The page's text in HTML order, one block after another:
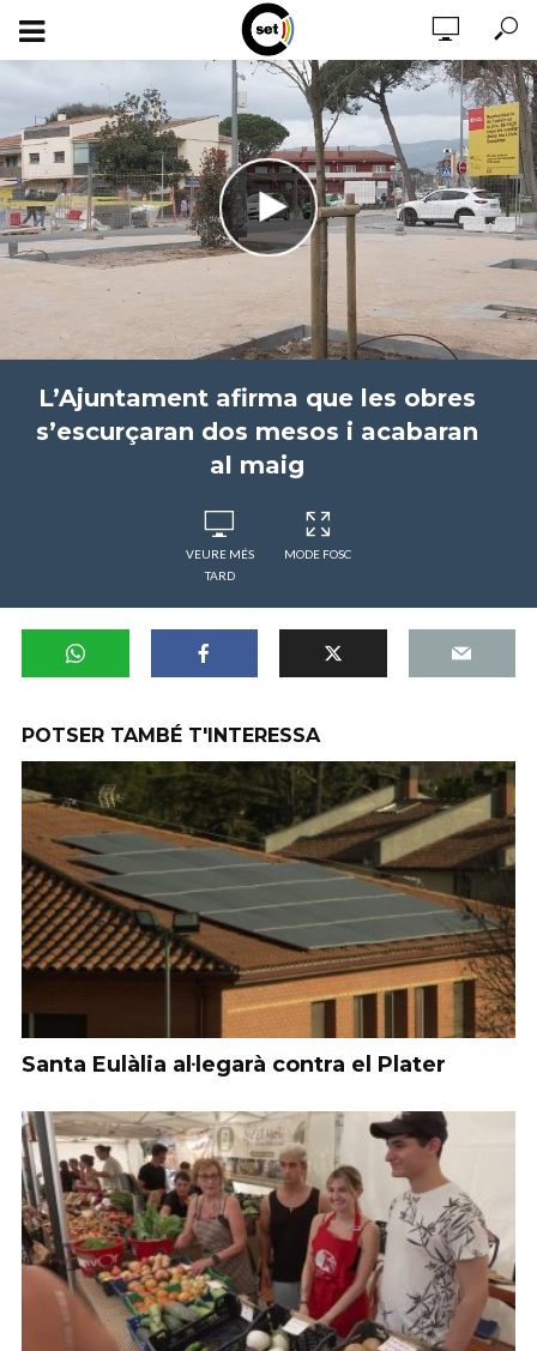
L’Ajuntament afirma que les obres
s’escurçaran dos mesos i acabaran
al maig
VEURE MÉS
TARD
MODE FOSC
POTSER TAMBÉ T'INTERESSA
Santa Eulàlia al·legarà contra el Plater